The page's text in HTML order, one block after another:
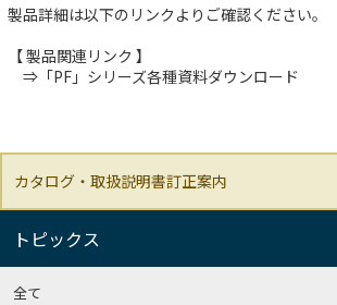
製品詳細は以下のリンクよりご確認ください。
【 製品関連リンク 】
⇒ 「PF」シリーズ各種資料ダウンロード
カタログ・取扱説明書訂正案内
トピックス
全て